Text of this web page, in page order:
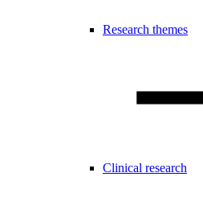
Research themes
Clinical research